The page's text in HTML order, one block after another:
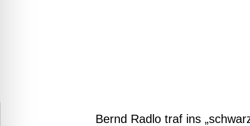
Bernd Radlo traf ins